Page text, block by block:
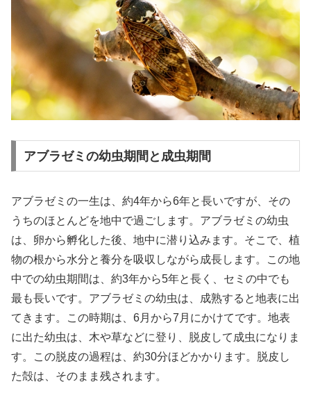
アブラゼミの幼虫期間と成虫期間
アブラゼミの一生は、約4年から6年と長いですが、その
うちのほとんどを地中で過ごします。アブラゼミの幼虫
は、卵から孵化した後、地中に潜り込みます。そこで、植
物の根から水分と養分を吸収しながら成長します。この地
中での幼虫期間は、約3年から5年と長く、セミの中でも
最も長いです。アブラゼミの幼虫は、成熟すると地表に出
てきます。この時期は、6月から7月にかけてです。地表
に出た幼虫は、木や草などに登り、脱皮して成虫になりま
す。この脱皮の過程は、約30分ほどかかります。脱皮し
た殻は、そのまま残されます。